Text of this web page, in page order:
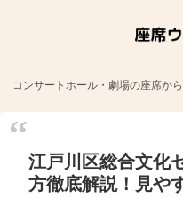
コンサートホール・劇場の座席か
江戸川区総合文化
方徹底解説！見や